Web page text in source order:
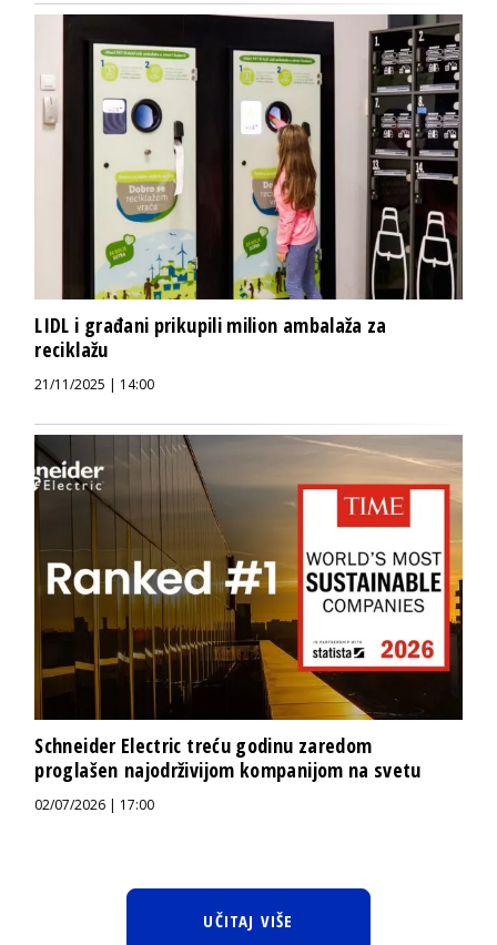
LIDL i građani prikupili milion ambalaža za
reciklažu
21/11/2025 | 14:00
Schneider Electric treću godinu zaredom
proglašen najodrživijom kompanijom na svetu
02/07/2026 | 17:00
UČITAJ VIŠE